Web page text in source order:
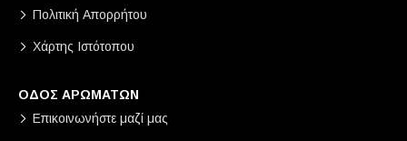
Πολιτική Απορρήτου
Χάρτης Ιστότοπου
ΟΔΟΣ ΑΡΩΜΑΤΩΝ
Επικοινωνήστε μαζί μας